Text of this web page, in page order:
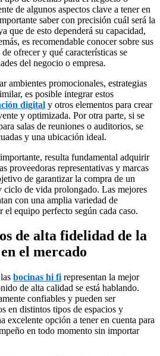
de algunos aspectos clave a tener en
saber con precisión cuál será la
que de esto dependerá su capacidad,
es recomendable conocer sobre sus
ofrecer y qué características se
del negocio o empresa.
ambientes promocionales, estrategias
es posible integrar estos
digital y otros elementos para crear
y optimizada. Por otra parte, si se
salas de reuniones o auditorios, se
y una ubicación ideal.
resulta fundamental adquirir
proveedoras representativas y marcas
de garantizar la compra de un
ciclo de vida prolongado. Las mejores
con una amplia variedad de
el equipo perfecto según cada caso.
de alta fidelidad de la
el mercado
bocinas hi fi representan la mejor
de alta calidad se está hablando.
confiables y pueden ser
en distintos tipos de espacios y
excelente opción a tener en cuenta para
en todo momento sin importar